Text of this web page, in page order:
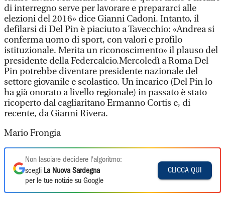
di interregno serve per lavorare e prepararci alle
elezioni del 2016» dice Gianni Cadoni. Intanto, il
defilarsi di Del Pin è piaciuto a Tavecchio: «Andrea si
conferma uomo di sport, con valori e profilo
istituzionale. Merita un riconoscimento» il plauso del
presidente della Federcalcio.Mercoledì a Roma Del
Pin potrebbe diventare presidente nazionale del
settore giovanile e scolastico. Un incarico (Del Pin lo
ha già onorato a livello regionale) in passato è stato
ricoperto dal cagliaritano Ermanno Cortis e, di
recente, da Gianni Rivera.
Mario Frongia
Non lasciare decidere l'algoritmo:
scegli La Nuova Sardegna
per le tue notizie su Google
CLICCA QUI